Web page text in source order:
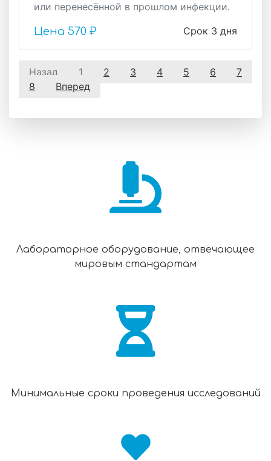
или перенесённой в прошлом инфекции.
Срок 3 дня
Цена 570 ₽
Назад 1 2 3 4 5 6
7
8
Вперед
Лабораторное оборудование, отвечающее
мировым стандартам
Минимальные сроки проведения исследований